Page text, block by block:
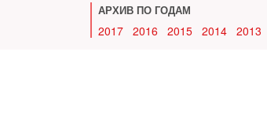
АРХИВ ПО ГОДАМ
2017 2016 2015 2014 2013